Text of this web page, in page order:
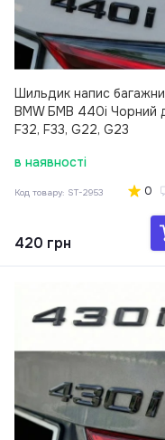
Шильдик напис
BMW БМВ 440i Чорний
F32, F33, G22, G23
в наявності
Код товару: ST-2953 0
420 грн